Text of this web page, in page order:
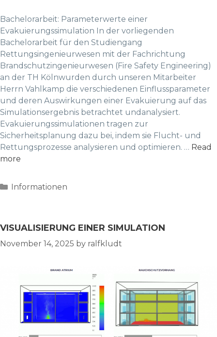
Bachelorarbeit: Parameterwerte einer
Evakuierungssimulation In der vorliegenden
Bachelorarbeit für den Studiengang
Rettungsingenieurwesen mit der Fachrichtung
Brandschutzingenieurwesen (Fire Safety Engineering)
an der TH Kölnwurden durch unseren Mitarbeiter
Herrn Vahlkamp die verschiedenen Einflussparameter
und deren Auswirkungen einer Evakuierung auf das
Simulationsergebnis betrachtet undanalysiert.
Evakuierungssimulationen tragen zur
Sicherheitsplanung dazu bei, indem sie Flucht- und
Rettungsprozesse analysieren und optimieren. … Read
more
Categories
Informationen
VISUALISIERUNG EINER SIMULATION
November 14, 2025 by ralfkludt